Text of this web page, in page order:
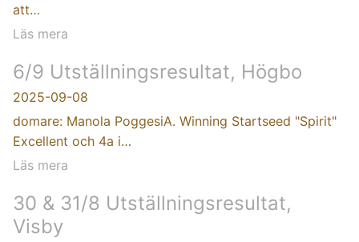
att…
Läs mera
6/9 Utställningsresultat, Högbo
2025-09-08
domare: Manola PoggesiA. Winning Startseed "Spirit"
Excellent och 4a i…
Läs mera
30 & 31/8 Utställningsresultat,
Visby